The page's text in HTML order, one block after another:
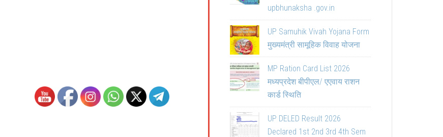
upbhunaksha .gov.in
UP Samuhik Vivah Yojana Form
मुख्यमंत्री सामूहिक विवाह योजना
MP Ration Card List 2026
मध्यप्रदेश बीपीएल/ एएवाय राशन
कार्ड स्थिति
UP DELED Result 2026
Declared 1st 2nd 3rd 4th Sem